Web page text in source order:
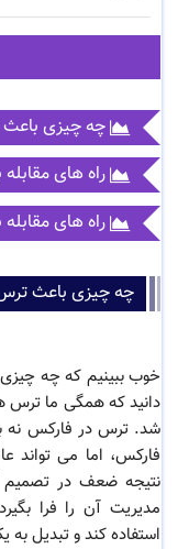
چه چیزی
راه های
راه های
چه چیزی باعث
خوب ببینیم که چه چیزی
دانید که همگی ما ترس
شد. ترس در فارکس نه
فارکس، اما می تواند
نتیجه ضعف در تصمیم
مدیریت آن را فرا
استفاده کند و تبدیل